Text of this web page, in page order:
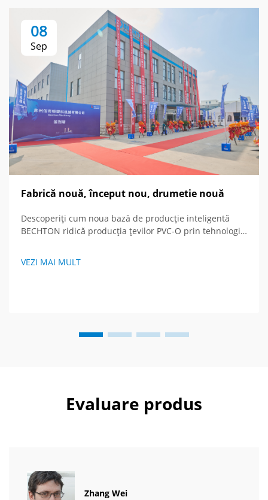
08
Sep
Fabrică nouă, început nou, drumetie nouă
Descoperiți cum noua bază de producție inteligentă
BECHTON ridică producția țevilor PVC-O prin tehnologie
VEZI MAI MULT
Evaluare produs
Zhang Wei